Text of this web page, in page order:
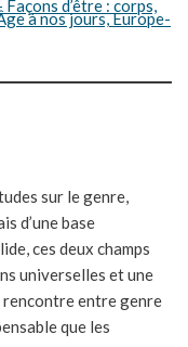
d’être : corps,
à nos jours, Europe-
sur le genre,
d’une base
ces deux champs
universelles et une
rencontre entre genre
que les